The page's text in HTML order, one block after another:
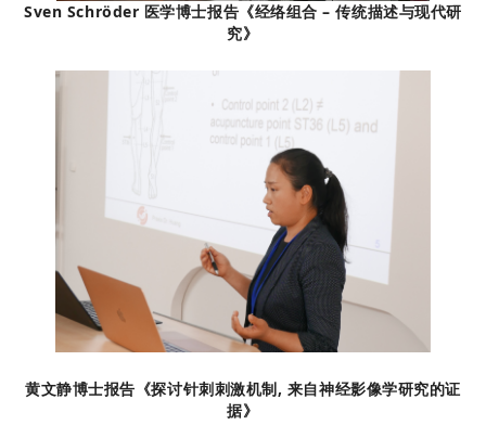
Sven Schröder 医学博士报告《经络组合 – 传统描述与现代研
究》
黄文静博士报告《探讨针刺刺激机制, 来自神经影像学研究的证
据》